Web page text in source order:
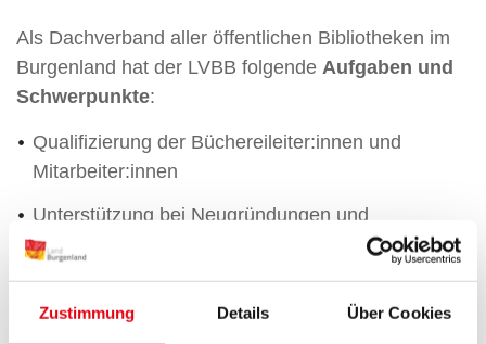
Zustimmung Details Über Cookies
Als Dachverband aller öffentlichen Bibliotheken im
Burgenland hat der LVBB folgende Aufgaben und
Schwerpunkte:
Qualifizierung der Büchereileiter:innen und
Mitarbeiter:innen
Unterstützung bei Neugründungen und
Reorganisationen
Veranstaltung von Tagungen zu aktuellen Themen